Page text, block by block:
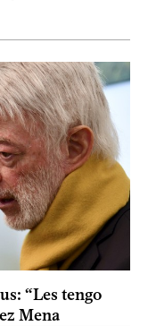
“Les tengo
Mena